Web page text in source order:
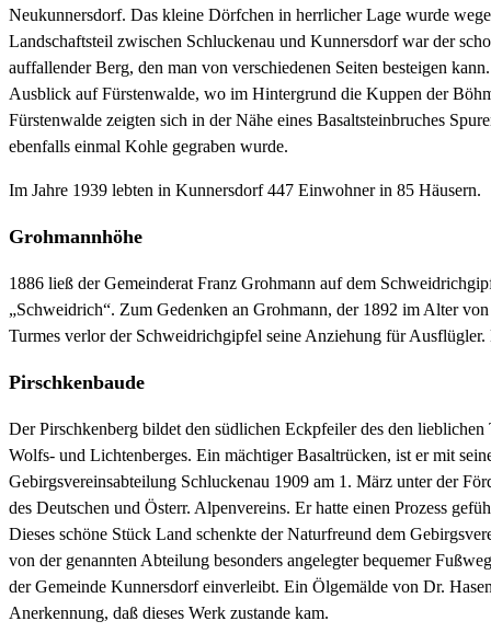
Neukunnersdorf. Das kleine Dörfchen in herrlicher Lage wurde
Landschaftsteil zwischen Schluckenau und Kunnersdorf war der
auffallender Berg, den man von verschiedenen Seiten besteigen
Ausblick auf Fürstenwalde, wo im Hintergrund die Kuppen der
Fürstenwalde zeigten sich in der Nähe eines Basaltsteinbruches
ebenfalls einmal Kohle gegraben wurde.
Im Jahre 1939 lebten in Kunnersdorf 447 Einwohner in 85 Häusern.
Grohmannhöhe
1886 ließ der Gemeinderat Franz Grohmann auf dem
„Schweidrich“. Zum Gedenken an Grohmann, der 1892 im Alter
Turmes verlor der Schweidrichgipfel seine Anziehung für
Pirschkenbaude
Der Pirschkenberg bildet den südlichen Eckpfeiler des den
Wolfs- und Lichtenberges. Ein mächtiger Basaltrücken, ist er mit
Gebirgsvereinsabteilung Schluckenau 1909 am 1. März unter der
des Deutschen und Österr. Alpenvereins. Er hatte einen Prozess
Dieses schöne Stück Land schenkte der Naturfreund dem
von der genannten Abteilung besonders angelegter bequemer
der Gemeinde Kunnersdorf einverleibt. Ein Ölgemälde von Dr.
Anerkennung, daß dieses Werk zustande kam.